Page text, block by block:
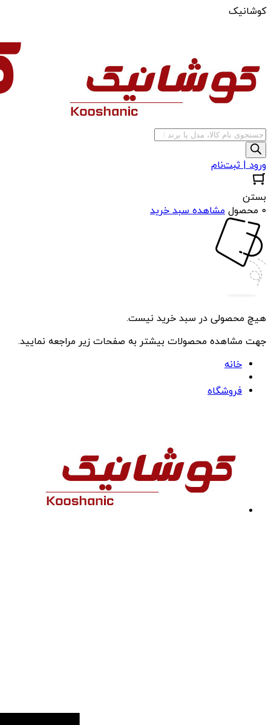
کوشانیک
جستجوی
محصولات
ورود | ثبت‌نام
بستن
0 محصول
مشاهده سبد خرید
هیچ محصولی در سبد خرید نیست.
جهت مشاهده محصولات بیشتر به صفحات زیر مراجعه نمایید.
خانه
فروشگاه